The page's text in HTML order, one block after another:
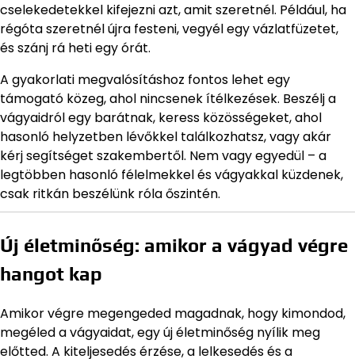
cselekedetekkel kifejezni azt, amit szeretnél. Például, ha
régóta szeretnél újra festeni, vegyél egy vázlatfüzetet,
és szánj rá heti egy órát.
A gyakorlati megvalósításhoz fontos lehet egy
támogató közeg, ahol nincsenek ítélkezések. Beszélj a
vágyaidról egy barátnak, keress közösségeket, ahol
hasonló helyzetben lévőkkel találkozhatsz, vagy akár
kérj segítséget szakembertől. Nem vagy egyedül – a
legtöbben hasonló félelmekkel és vágyakkal küzdenek,
csak ritkán beszélünk róla őszintén.
Új életminőség: amikor a vágyad végre
hangot kap
Amikor végre megengeded magadnak, hogy kimondod,
megéled a vágyaidat, egy új életminőség nyílik meg
előtted. A kiteljesedés érzése, a lelkesedés és a